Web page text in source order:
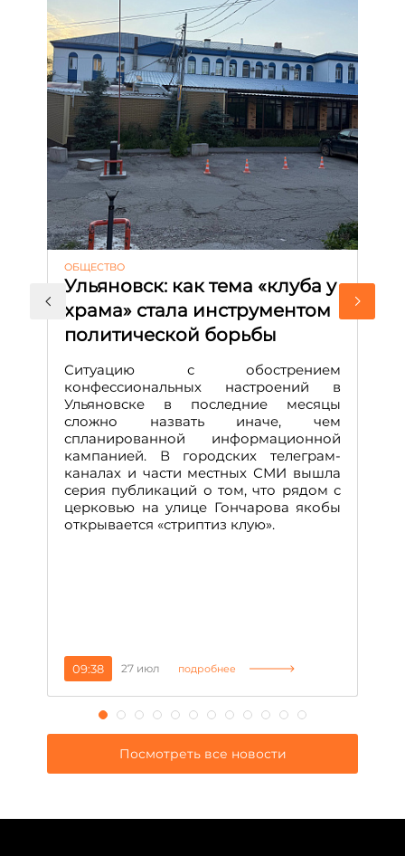
ОБЩЕСТВО
Ульяновск: как тема «клуба у
храма» стала инструментом
политической борьбы
Ситуацию с обострением
конфессиональных настроений в
Ульяновске в последние месяцы
сложно назвать иначе, чем
спланированной информационной
кампанией. В городских телеграм-
каналах и части местных СМИ вышла
серия публикаций о том, что рядом с
церковью на улице Гончарова якобы
открывается «стриптиз клую».
09:38 27 июл подробнее
Посмотреть все новости